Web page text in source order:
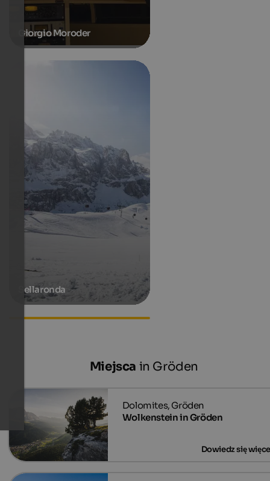
Giorgio Moroder
Sellaronda
Zakwaterowanie w Ortisei
Miejsca in Gröden
Wolkenstein in Gröden